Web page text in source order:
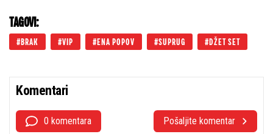
TAGOVI:
BRAK VIP ENA POPOV SUPRUG DŽET SET
Komentari
0 komentara Pošaljite komentar